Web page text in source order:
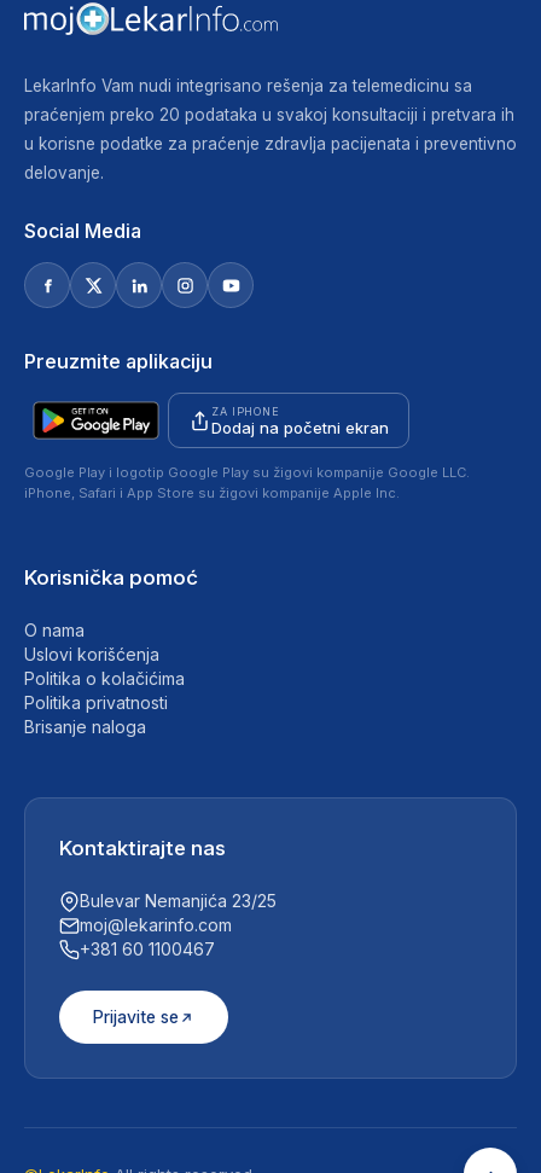
LekarInfo Vam nudi integrisano rešenja za telemedicinu sa
praćenjem preko 20 podataka u svakoj konsultaciji i pretvara ih
u korisne podatke za praćenje zdravlja pacijenata i preventivno
delovanje.
Social Media
Preuzmite aplikaciju
ZA IPHONE
Dodaj na početni ekran
Google Play i logotip Google Play su žigovi kompanije Google LLC.
iPhone, Safari i App Store su žigovi kompanije Apple Inc.
Korisnička pomoć
O nama
Uslovi korišćenja
Politika o kolačićima
Politika privatnosti
Brisanje naloga
Kontaktirajte nas
Bulevar Nemanjića 23/25
moj@lekarinfo.com
+381 60 1100467
Prijavite se